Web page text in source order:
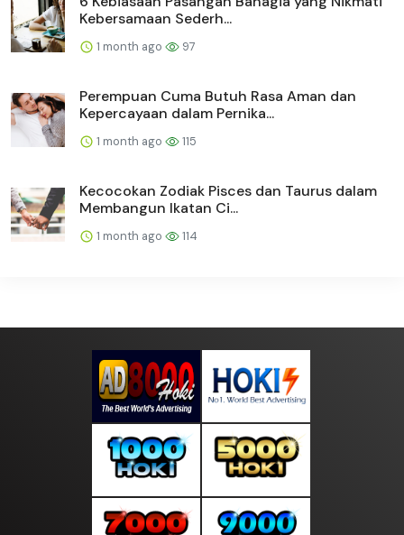
Kebersamaan Sederh...
1 month ago 97
Perempuan Cuma Butuh Rasa Aman dan
Kepercayaan dalam Pernika...
1 month ago 115
Kecocokan Zodiak Pisces dan Taurus dalam
Membangun Ikatan Ci...
1 month ago 114